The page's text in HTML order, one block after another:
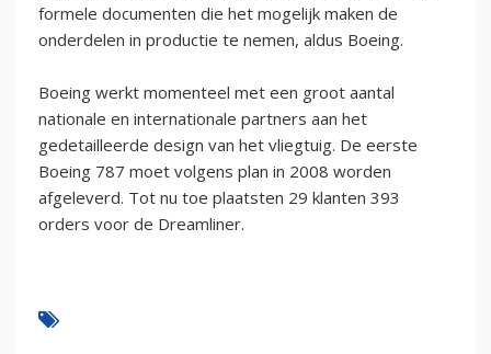
formele documenten die het mogelijk maken de
onderdelen in productie te nemen, aldus Boeing.
Boeing werkt momenteel met een groot aantal
nationale en internationale partners aan het
gedetailleerde design van het vliegtuig. De eerste
Boeing 787 moet volgens plan in 2008 worden
afgeleverd. Tot nu toe plaatsten 29 klanten 393
orders voor de Dreamliner.